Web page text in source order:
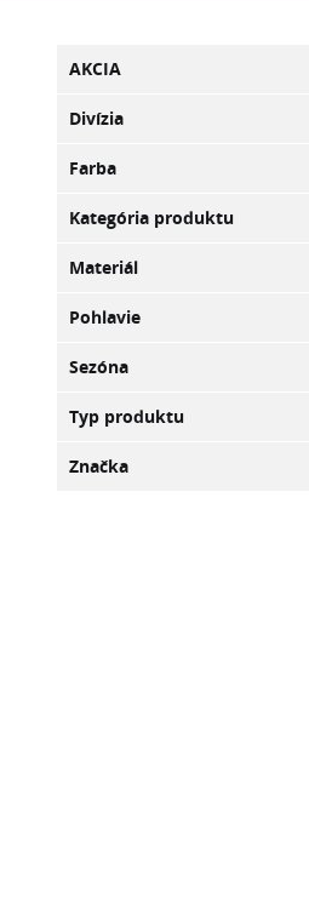
AKCIA
Divízia
Farba
Kategória produktu
Materiál
Pohlavie
Sezóna
Typ produktu
Značka